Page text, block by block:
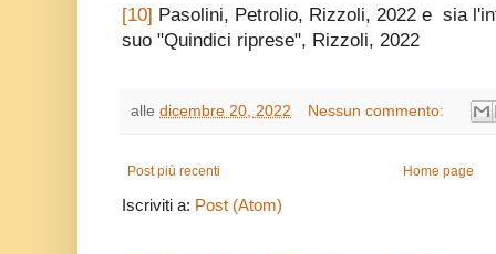
[10] Pasolini, Petrolio, Rizzoli, 2022 e sia
suo "Quindici riprese", Rizzoli, 2022
alle dicembre 20, 2022 Nessun commento:
Post più recenti Home page
Iscriviti a: Post (Atom)